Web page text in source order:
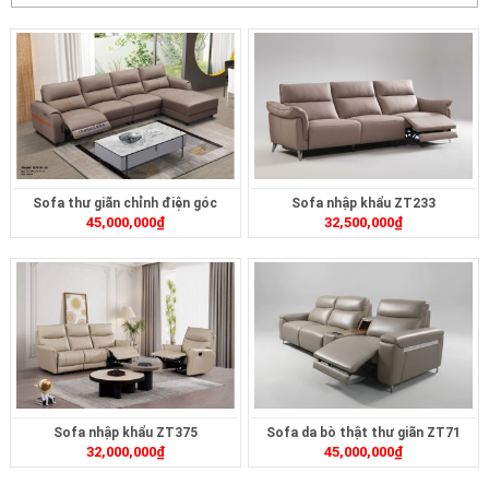
Sofa thư giãn chỉnh điện góc
ZT239
45,000,000₫
Sofa nhập khẩu ZT233
32,500,000₫
Sofa nhập khẩu ZT375
32,000,000₫
Sofa da bò thật thư giãn ZT71
45,000,000₫